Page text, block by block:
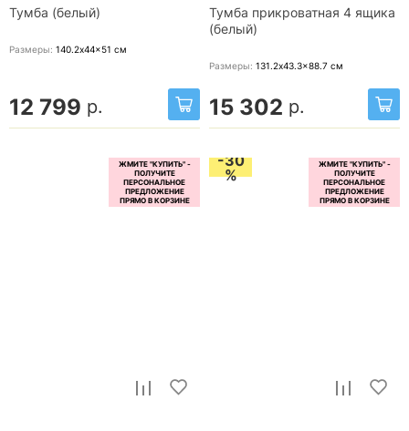
Тумба (белый)
Размеры: 140.2x44x51 см
12 799 р.
Тумба прикроватная 4 ящика
(белый)
Размеры: 131.2x43.3x88.7 см
15 302 р.
-30
%